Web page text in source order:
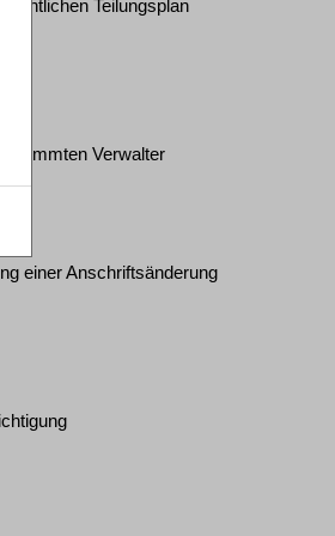
Teilungsplan
Verwalter
einer Anschriftsänderung